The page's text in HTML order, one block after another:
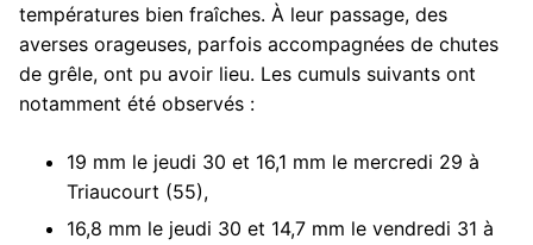
températures bien fraîches. À leur passage, des
averses orageuses, parfois accompagnées de chutes
de grêle, ont pu avoir lieu. Les cumuls suivants ont
notamment été observés :
19 mm le jeudi 30 et 16,1 mm le mercredi 29 à
Triaucourt (55),
16,8 mm le jeudi 30 et 14,7 mm le vendredi 31 à